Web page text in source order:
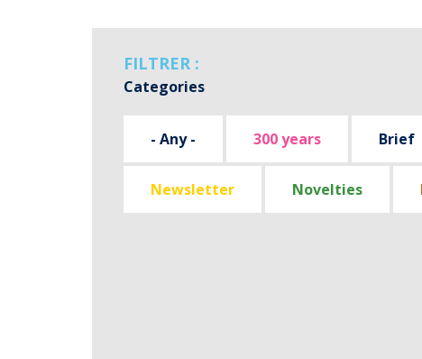
FILTRER :
Categories
- Any - 300 years Brief
Newsletter Novelties